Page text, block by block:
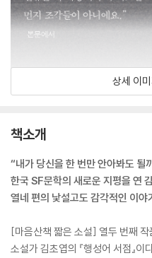
상세 이
책소개
“내가 당신을 한 번만 안아봐도 될
한국 SF문학의 새로운 지평을 연
열네 편의 낯설고도 감각적인 이야
[마음산책 짧은 소설] 열두 번째
소설가 김초엽의 『행성어 서점』